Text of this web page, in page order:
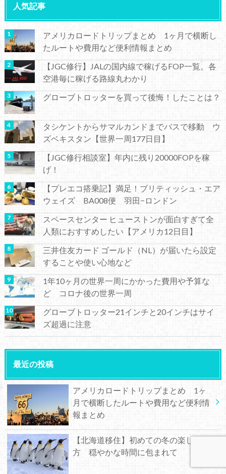
人気記事
アメリカロードトリップまとめ 1ヶ月で横断し
たルートや費用など便利情報まとめ
【JGC修行】JALの国内線で稼げるFOP一覧。各
空港毎に稼げる路線丸わかり
グローブトロッターを買って後悔！したことは？
タシケントからサマルカンドまでバスで移動 ウ
ズベキスタン【世界一周177日目】
【JGC修行相談室】年内に残り20000FOPを稼
げ！
【プレエコ搭乗記】満足！ブリティッシュ・エア
ウェイズ BA008便 羽田−ロンドン
スペースセンター ヒューストンが面白すぎて全
人類におすすめしたい【アメリカ12日目】
三井住友カード ゴールド（NL）が届いたら設定
することや使い心地など
1年10ヶ月の世界一周にかかった費用や予算な
ど コロナ後の世界一周
グローブトロッター21インチと20インチはサイ
ズ超過に注意
最近の投稿
アメリカロードトリップまとめ 1ヶ
月で横断したルートや費用など便利情
報まとめ
【北海道移住】初めての冬の楽しみ
方 穏やかな時間に包まれて